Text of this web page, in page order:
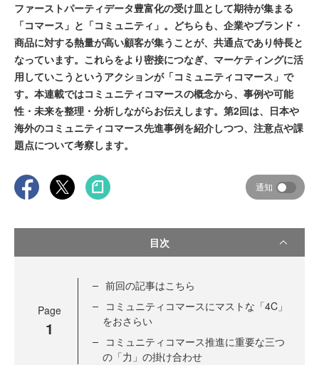
ファーストパーティデータ豊富化の受け皿として期待が集まる
「コマース」と「コミュニティ」。どちらも、企業やブランド・
商品に対する熱量が高い顧客が集うことが、共通点であり特長と
なっています。これらをより密接につなぎ、マーケティングに活
用していこうというアクションが「コミュニティコマース」で
す。本連載ではコミュニティコマースの概念から、事例や可能
性・未来を整理・分析しながらお伝えします。第2回は、日本や
海外のコミュニティコマース先進事例を紹介しつつ、注意点や課
題点について考察します。
通知
目次
Page
1
前回の記事はこちら
コミュニティコマースにマストな「4C」
をおさらい
コミュニティコマース推進に重要な三つ
の「力」の掛け合わせ